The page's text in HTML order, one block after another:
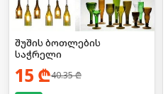
შუშის ბოთლების
საჭრელი
15 ₾40.35₾